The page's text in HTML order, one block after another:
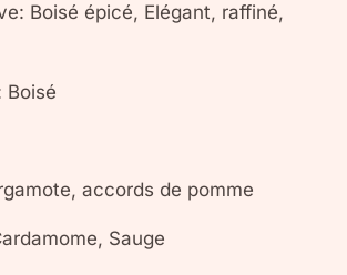
Boisé épicé, Elégant, raffiné,
Boisé
accords de pomme
Sauge